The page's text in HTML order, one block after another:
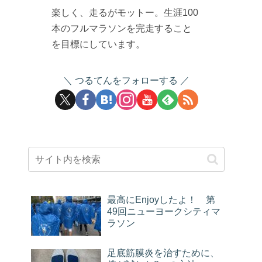
楽しく、走るがモットー。生涯100
本のフルマラソンを完走すること
を目標にしています。
つるてんをフォローする
最高にEnjoyしたよ！ 第
49回ニューヨークシティマ
ラソン
足底筋膜炎を治すために、